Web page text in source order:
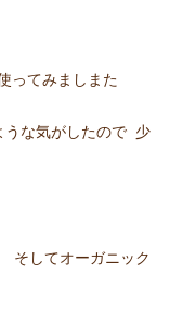
ってみましまた
うな気がしたので 少
そしてオーガニック